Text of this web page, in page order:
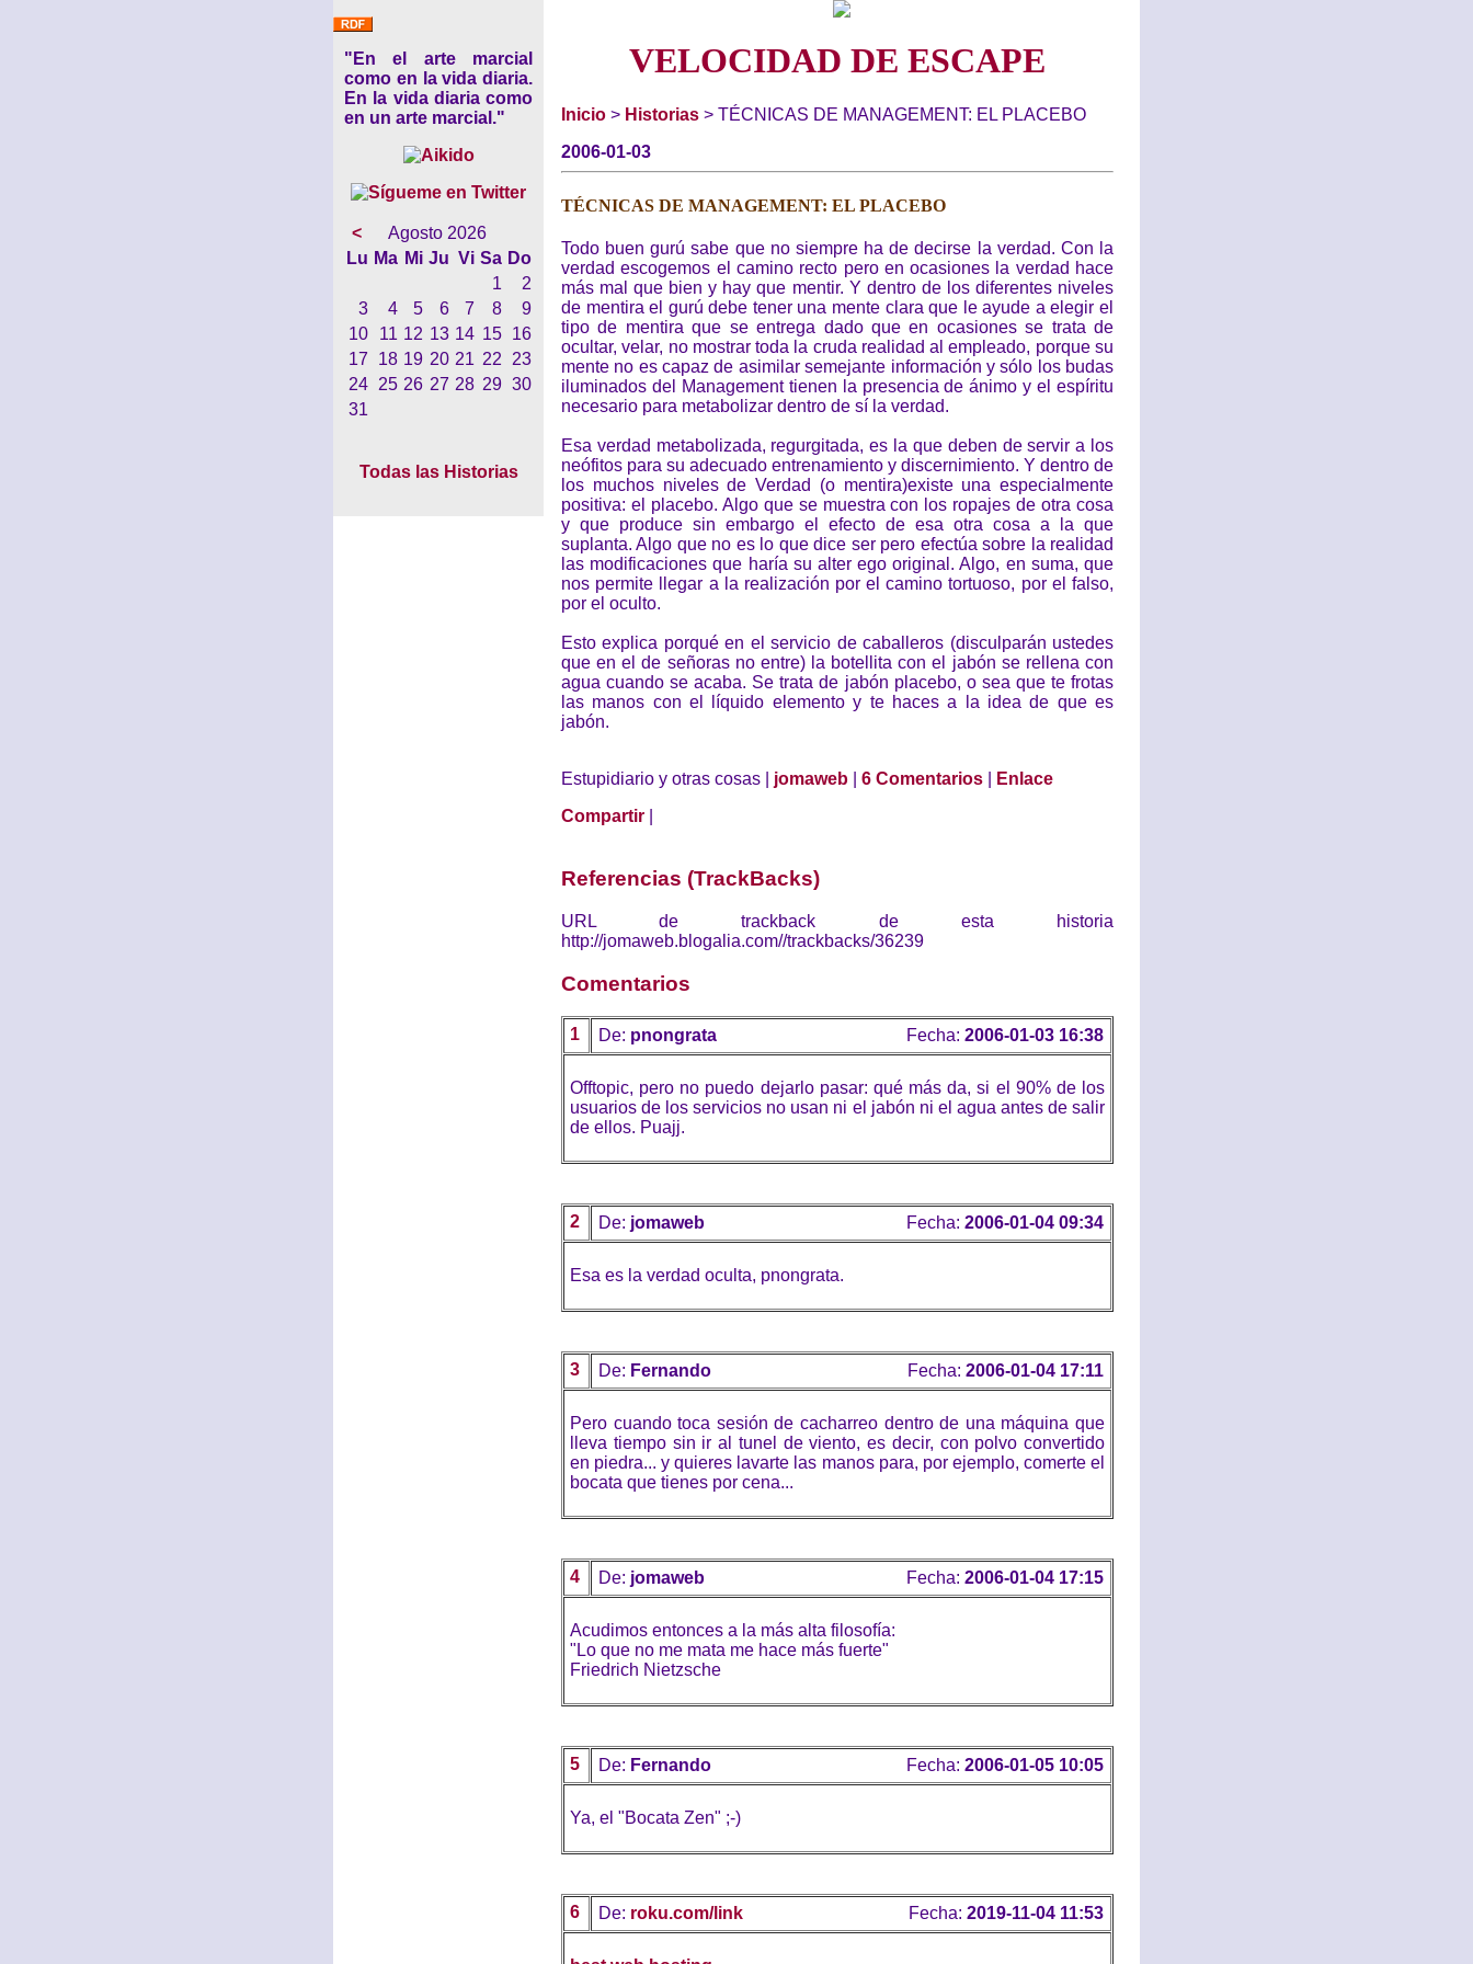
"En el arte marcial
como en la vida diaria.
En la vida diaria como
en un arte marcial."
<
Agosto 2026
Lu Ma Mi Ju Vi Sa Do
1
2
3
4 5 6 7 8
9
10
11 12 13 14 15
16
17
18 19 20 21 22
23
24
25 26 27 28 29 30
31
Todas las Historias
VELOCIDAD DE ESCAPE
Inicio > Historias > TÉCNICAS DE MANAGEMENT: EL PLACEBO
2006-01-03
TÉCNICAS DE MANAGEMENT: EL PLACEBO
Todo buen gurú sabe que no siempre ha de decirse la verdad. Con la
verdad escogemos el camino recto pero en ocasiones la verdad hace
más mal que bien y hay que mentir. Y dentro de los diferentes niveles
de mentira el gurú debe tener una mente clara que le ayude a elegir el
tipo de mentira que se entrega dado que en ocasiones se trata de
ocultar, velar, no mostrar toda la cruda realidad al empleado, porque su
mente no es capaz de asimilar semejante información y sólo los budas
iluminados del Management tienen la presencia de ánimo y el espíritu
necesario para metabolizar dentro de sí la verdad.
Esa verdad metabolizada, regurgitada, es la que deben de servir a los
neófitos para su adecuado entrenamiento y discernimiento. Y dentro de
los muchos niveles de Verdad (o mentira)existe una especialmente
positiva: el placebo. Algo que se muestra con los ropajes de otra cosa
y que produce sin embargo el efecto de esa otra cosa a la que
suplanta. Algo que no es lo que dice ser pero efectúa sobre la realidad
las modificaciones que haría su alter ego original. Algo, en suma, que
nos permite llegar a la realización por el camino tortuoso, por el falso,
por el oculto.
Esto explica porqué en el servicio de caballeros (disculparán ustedes
que en el de señoras no entre) la botellita con el jabón se rellena con
agua cuando se acaba. Se trata de jabón placebo, o sea que te frotas
las manos con el líquido elemento y te haces a la idea de que es
jabón.
Estupidiario y otras cosas | jomaweb 6 Comentarios
Enlace
Compartir
Referencias (TrackBacks)
URL de trackback de esta historia
http://jomaweb.blogalia.com//trackbacks/36239
Comentarios
1 De: pnongrata Fecha: 2006-01-03 16:38
Offtopic, pero no puedo dejarlo pasar: qué más da, si el 90% de los
usuarios de los servicios no usan ni el jabón ni el agua antes de salir
de ellos. Puajj.
2 De: jomaweb Fecha: 2006-01-04 09:34
Esa es la verdad oculta, pnongrata.
3 De: Fernando Fecha: 2006-01-04 17:11
Pero cuando toca sesión de cacharreo dentro de una máquina que
lleva tiempo sin ir al tunel de viento, es decir, con polvo convertido
en piedra... y quieres lavarte las manos para, por ejemplo, comerte el
bocata que tienes por cena...
4 De: jomaweb Fecha: 2006-01-04 17:15
Acudimos entonces a la más alta filosofía:
"Lo que no me mata me hace más fuerte"
Friedrich Nietzsche
5 De: Fernando Fecha: 2006-01-05 10:05
Ya, el "Bocata Zen" ;-)
6 De: roku.com/link Fecha: 2019-11-04 11:53